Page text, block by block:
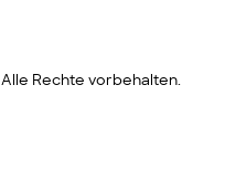
Rechte vorbehalten.